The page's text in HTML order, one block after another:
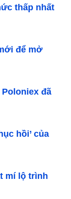
thấp nhất
để mở
đã
hồi’ của
mí lộ trình